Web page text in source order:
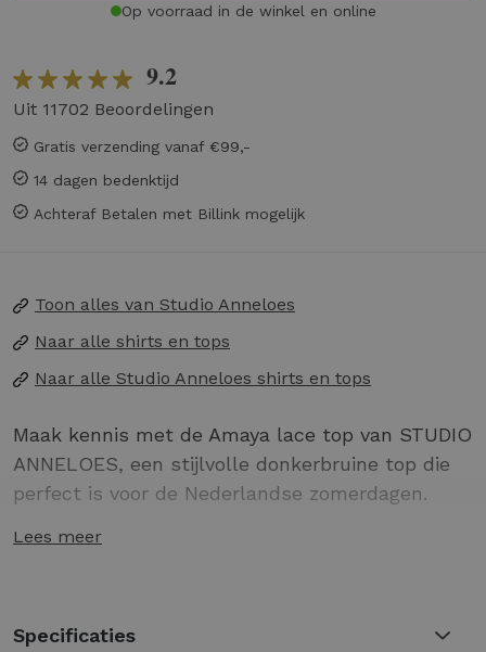
Op voorraad in de winkel en online
9.2
Uit 11702 Beoordelingen
Gratis verzending vanaf €99,-
14 dagen bedenktijd
Achteraf Betalen met Billink mogelijk
Toon alles van Studio Anneloes
Naar alle shirts en tops
Naar alle Studio Anneloes shirts en tops
Maak kennis met de Amaya lace top van STUDIO
ANNELOES, een stijlvolle donkerbruine top die
perfect is voor de Nederlandse zomerdagen.
aanvulling op je garderobe en ideaal voor zowel
Gemaakt van hoogwaardige materialen voor
Lees meer
Specificaties